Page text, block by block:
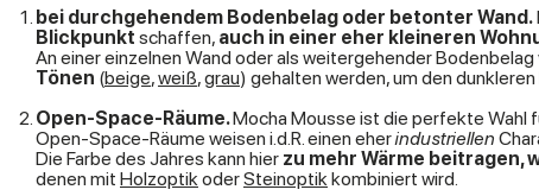
bei durchgehendem Bodenbelag oder betonter Wand.
Blickpunkt schaffen, auch in einer eher kleineren
An einer einzelnen Wand oder als weitergehender
Tönen (beige,weiß,grau) gehalten werden, um den
Open-Space-Räume.Mocha Mousse ist die perfekte Wahl
Open-Space-Räume weisen i.d.R. einen eherindustriellen
Die Farbe des Jahres kann hier zu mehr Wärme beitragen,
denen mit HolzoptikoderSteinoptikkombiniert wird.